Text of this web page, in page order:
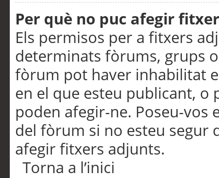
Per què no puc afegir
Els permisos per a fitxers
determinats fòrums, grups
fòrum pot haver inhabilitat
en el que esteu publicant,
poden afegir-ne. Poseu-vos
del fòrum si no esteu segur
afegir fitxers adjunts.
Torna a l’inici